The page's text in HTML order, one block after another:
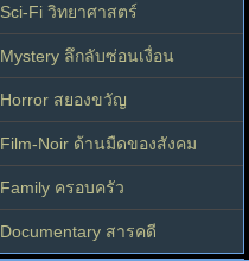
Sci-Fi วิทยาศาสตร์
Mystery ลึกลับซ่อนเงื่อน
Horror สยองขวัญ
Film-Noir ด้านมืดของสังคม
Family ครอบครัว
Documentary สารคดี